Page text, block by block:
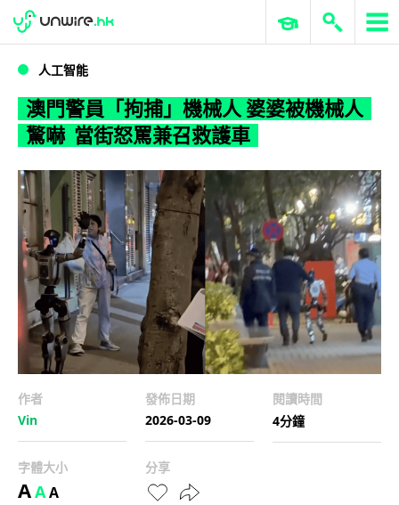
WWDC 2026 ERP 與商業 AI
人工智能
澳門警員「拘捕」機械人 婆婆被機械人
驚嚇 當街怒罵兼召救護車
作者
Vin
發佈日期
2026-03-09
閱讀時間
4分鐘
字體大小
AAA
分享